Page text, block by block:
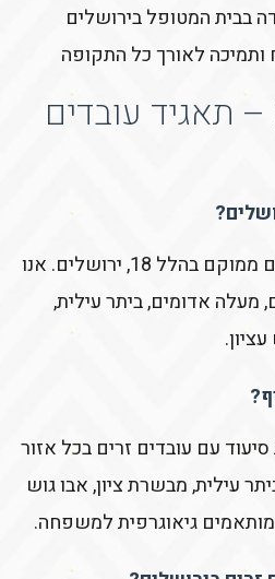
בבית המטופל בירושלים
ותמיכה לאורך כל התקופה
תאגיד עובדים
סניף אביעזר בבית ירושלים ממוקם בהלל 18, ירושלים. אנו
מעלה אדומים, ביתר עילית,
עם עובדים זרים בכל אזור
עילית, מבשרת ציון, אבו גוש
מותאמים גיאוגרפית למשפחה.